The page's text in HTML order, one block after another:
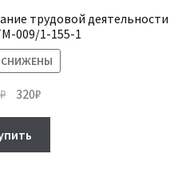
трудовой деятельности
009/1-155-1
₽ Первоначальная
составляла
750₽.
320₽